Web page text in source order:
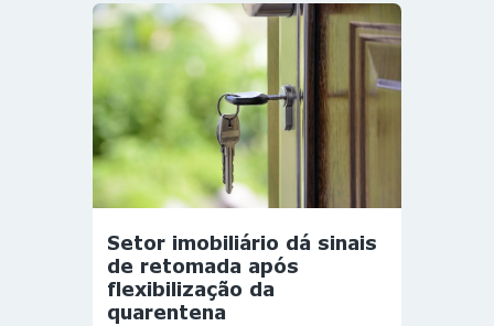
Setor imobiliário dá sinais
de retomada após
flexibilização da
quarentena